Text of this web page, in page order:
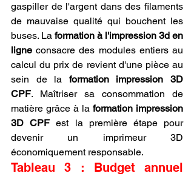
gaspiller de l'argent dans des filaments
de mauvaise qualité qui bouchent les
buses. La formation à l'impression 3d en
ligne consacre des modules entiers au
calcul du prix de revient d'une pièce au
sein de la formation impression 3D
CPF. Maîtriser sa consommation de
matière grâce à la formation impression
3D CPF est la première étape pour
devenir un imprimeur 3D
économiquement responsable.
Tableau 3 : Budget annuel